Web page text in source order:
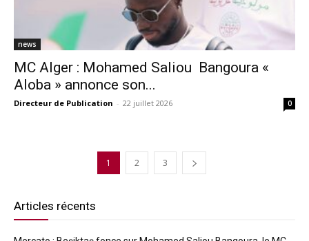
news
MC Alger : Mohamed Saliou Bangoura «
Aloba » annonce son...
Directeur de Publication - 22 juillet 2026 0
1 2 3
Articles récents